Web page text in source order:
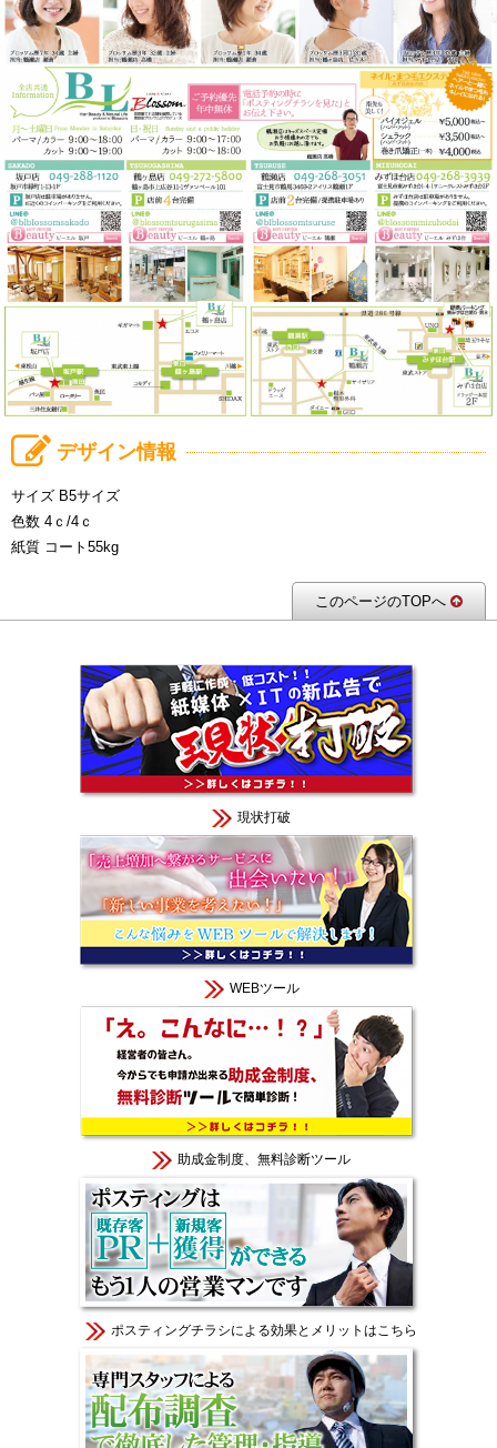
デザイン情報
サイズ B5サイズ
色数 4ｃ/4ｃ
紙質 コート55kg
このページのTOPへ
現状打破
WEBツール
助成金制度、無料診断ツール
ポスティングチラシによる効果とメリットはこちら